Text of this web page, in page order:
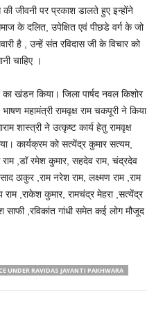
की जीवनी पर प्रकाश डालते हुए इन्होंने
के दलित, उपेक्षित एवं पीछडे वर्ग के जो
है , उन्हें संत रविदास जी के विचार को
चाहिए ।
खंडन किया। जिला पार्षद नवल किशोर
महामंत्री रामवृक्ष राम चकपूरी ने किया
शास्त्री ने उत्कृष्ट कार्य हेतु रामवृक्ष
कार्यक्रम को सत्येंद्र कुमार सत्यम,
राम ,डॉ रमेश कुमार, सहदेव राम, चंद्रदेव
ठाकुर ,राम नरेश राम, लक्ष्मण राम ,राम
,राकेश कुमार, रामचंद्र मेहरा ,सत्येंद्र
साफी ,रविकांत गांधी समेत कई लोग मौजूद
UNDER RAVIDAS JAYANTI PAKHWARA